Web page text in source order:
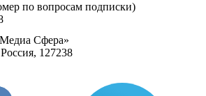
по вопросам подписки)
Сфера»
127238